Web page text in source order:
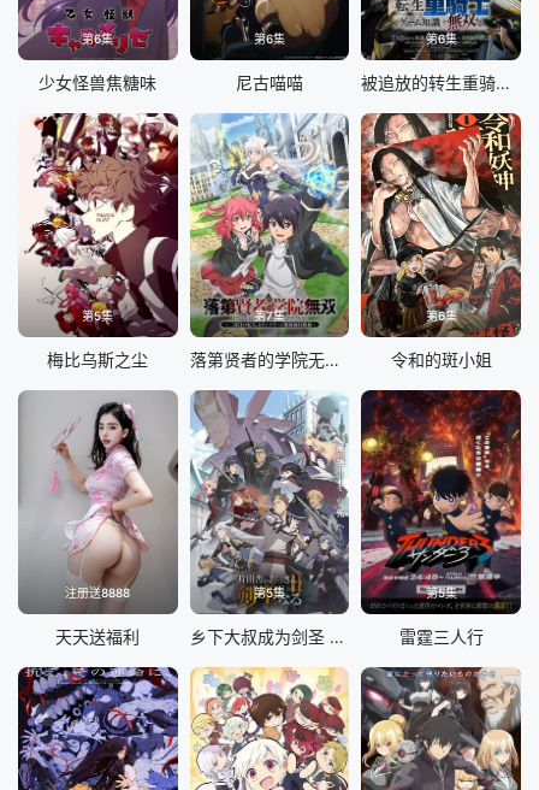
第6集
少女怪兽焦糖味
第6集
尼古喵喵
第6集
被追放的转生重骑士用游戏知识开无双
第5集
梅比乌斯之尘
第7集
落第贤者的学院无双第二回转生，S等级作弊魔术师冒险记
第6集
令和的斑小姐
注册送8888
天天送福利
第5集
乡下大叔成为剑圣 第二季
第5集
雷霆三人行